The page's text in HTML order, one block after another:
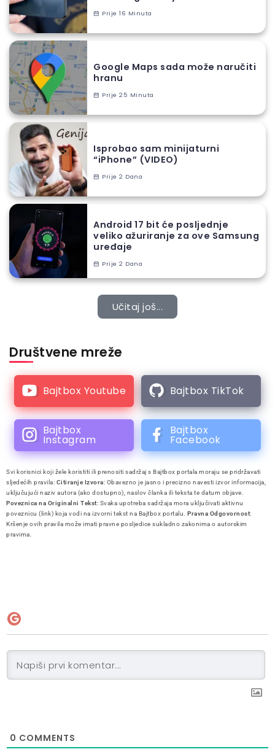
Prije 16 Minuta
Google Maps sada može naručiti
hranu
Prije 25 Minuta
Isprobao sam minijaturni
“iPhone” (VIDEO)
Prije 2 Dana
Android 17 bit će posljednje
veliko ažuriranje za ove Samsung
uređaje
Prije 2 Dana
Učitaj još...
Društvene mreže
Bajtbox Youtube Bajtbox TikTok
Bajtbox
Instagram
Bajtbox
Facebook
Svi korisnici koji žele koristiti ili prenositi sadržaj s Bajtbox portala moraju se pridržavati
sljedećih pravila: Citiranje Izvora: Obavezno je jasno i precizno navesti izvor informacija,
uključujući naziv autora (ako dostupno), naslov članka ili teksta te datum objave.
Poveznica na Originalni Tekst: Svaka upotreba sadržaja mora uključivati aktivnu
poveznicu (link) koja vodi na izvorni tekst na Bajtbox portalu. Pravna Odgovornost:
Kršenje ovih pravila može imati pravne posljedice sukladno zakonima o autorskim
pravima.
0 COMMENTS